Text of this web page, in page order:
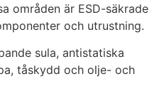
områden är ESD-säkrade
och utrustning.
sula, antistatiska
tåskydd och olje- och